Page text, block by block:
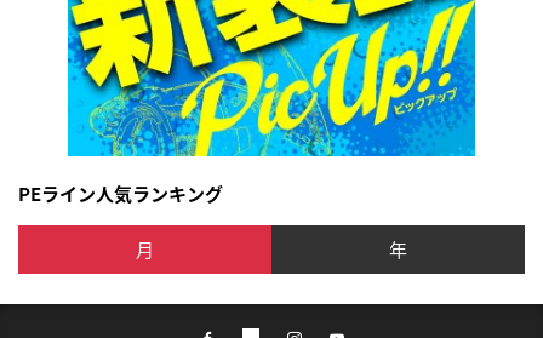
PEライン人気ランキング
月 年